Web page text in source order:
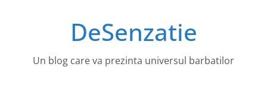
DeSenzatie
Un blog care va prezinta universul barbatilor